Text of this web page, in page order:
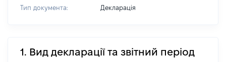
Тип документа: Декларація
1. Вид декларації та звітний період